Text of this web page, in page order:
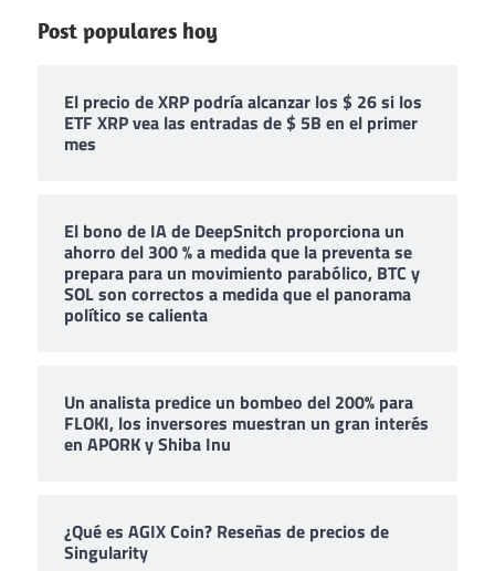
Post populares hoy
El precio de XRP podría alcanzar los $ 26 si los
ETF XRP vea las entradas de $ 5B en el primer
mes
El bono de IA de DeepSnitch proporciona un
ahorro del 300 % a medida que la preventa se
prepara para un movimiento parabólico, BTC y
SOL son correctos a medida que el panorama
político se calienta
Un analista predice un bombeo del 200% para
FLOKI, los inversores muestran un gran interés
en APORK y Shiba Inu
¿Qué es AGIX Coin? Reseñas de precios de
Singularity